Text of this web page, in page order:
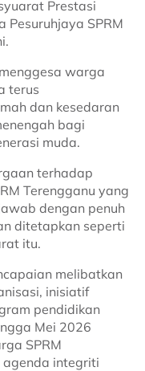
Prestasi
Pesuruhjaya SPRM
warga
terus
dan kesedaran
bagi
muda.
terhadap
Terengganu yang
dengan penuh
ditetapkan seperti
itu.
melibatkan
inisiatif
pendidikan
Mei 2026
SPRM
agenda integriti